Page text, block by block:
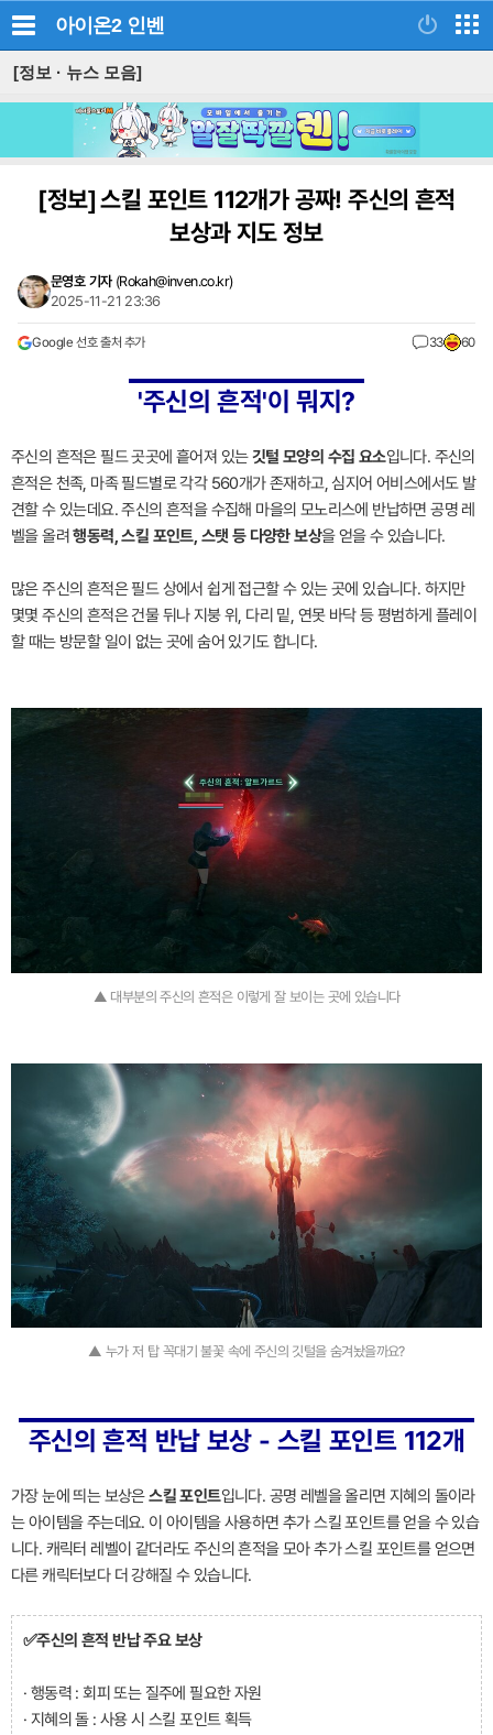
아이온2 인벤
[정보 · 뉴스 모음]
[정보]스킬 포인트 112개가 공짜! 주신의 흔적
보상과 지도 정보
문영호 기자 (Rokah@inven.co.kr)
2025-11-21 23:36
Google 선호 출처 추가 33 60
'주신의 흔적'이 뭐지?
주신의 흔적은 필드 곳곳에 흩어져 있는깃털 모양의 수집 요소입니다. 주신의
흔적은 천족, 마족 필드별로 각각 560개가 존재하고, 심지어 어비스에서도 발
견할 수 있는데요. 주신의 흔적을 수집해 마을의 모노리스에 반납하면 공명 레
벨을 올려행동력, 스킬 포인트, 스탯 등 다양한 보상을 얻을 수 있습니다.
많은 주신의 흔적은 필드 상에서 쉽게 접근할 수 있는 곳에 있습니다. 하지만
몇몇 주신의 흔적은 건물 뒤나 지붕 위, 다리 밑, 연못 바닥 등 평범하게 플레이
할 때는 방문할 일이 없는 곳에 숨어 있기도 합니다.
▲ 대부분의 주신의 흔적은 이렇게 잘 보이는 곳에 있습니다
▲ 누가 저 탑 꼭대기 불꽃 속에 주신의 깃털을 숨겨놨을까요?
주신의 흔적 반납 보상 - 스킬 포인트 112개
가장 눈에 띄는 보상은스킬 포인트입니다. 공명 레벨을 올리면 지혜의 돌이라
는 아이템을 주는데요. 이 아이템을 사용하면 추가 스킬 포인트를 얻을 수 있습
니다. 캐릭터 레벨이 같더라도 주신의 흔적을 모아 추가 스킬 포인트를 얻으면
다른 캐릭터보다 더 강해질 수 있습니다.
✅주신의 흔적 반납 주요 보상
· 행동력 : 회피 또는 질주에 필요한 자원
· 지혜의 돌 : 사용 시 스킬 포인트 획득